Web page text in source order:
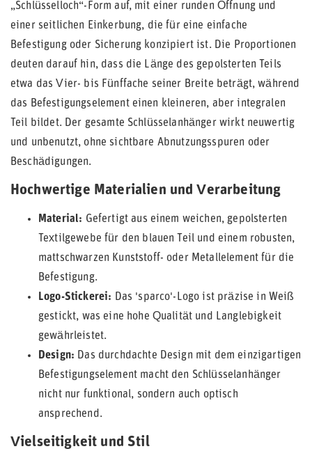
„Schlüsselloch“-Form auf, mit einer runden Öffnung und
einer seitlichen Einkerbung, die für eine einfache
Befestigung oder Sicherung konzipiert ist. Die Proportionen
deuten darauf hin, dass die Länge des gepolsterten Teils
etwa das Vier- bis Fünffache seiner Breite beträgt, während
das Befestigungselement einen kleineren, aber integralen
Teil bildet. Der gesamte Schlüsselanhänger wirkt neuwertig
und unbenutzt, ohne sichtbare Abnutzungsspuren oder
Beschädigungen.
Hochwertige Materialien und Verarbeitung
Material: Gefertigt aus einem weichen, gepolsterten
Textilgewebe für den blauen Teil und einem robusten,
mattschwarzen Kunststoff- oder Metallelement für die
Befestigung.
Logo-Stickerei: Das 'sparco'-Logo ist präzise in Weiß
gestickt, was eine hohe Qualität und Langlebigkeit
gewährleistet.
Design: Das durchdachte Design mit dem einzigartigen
Befestigungselement macht den Schlüsselanhänger
nicht nur funktional, sondern auch optisch
ansprechend.
Vielseitigkeit und Stil